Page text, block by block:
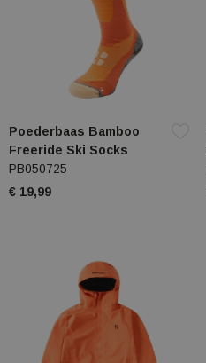
Poederbaas Bamboo
Freeride Ski Socks
PB050725
€ 19,99